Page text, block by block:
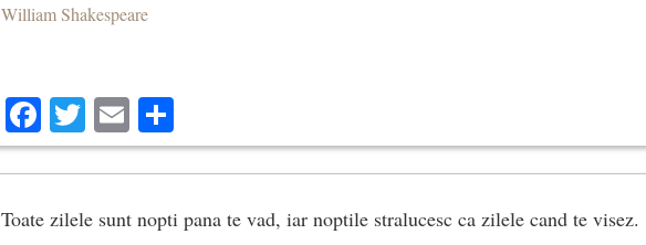
William Shakespeare
Facebook
Twitter
Email
Toate zilele sunt nopti pana te vad, iar noptile stralucesc ca zilele cand te visez.